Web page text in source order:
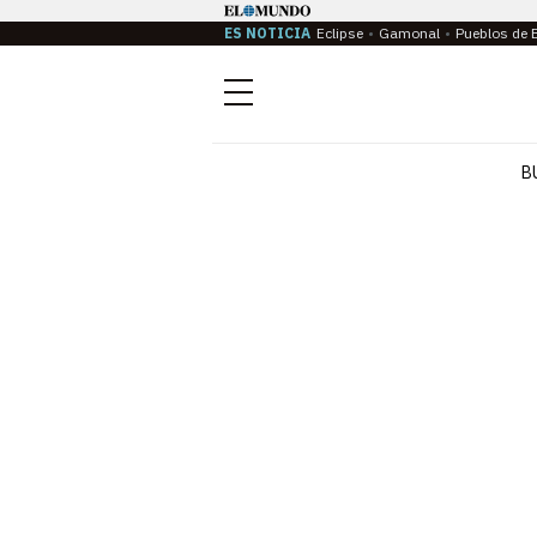
ES NOTICIA Eclipse Gamonal Pueblos de
Menú